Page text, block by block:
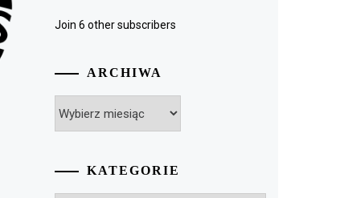
Join 6 other subscribers
ARCHIWA
KATEGORIE